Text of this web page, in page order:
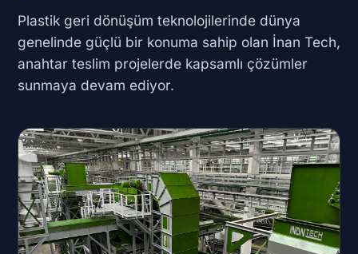
Plastik geri dönüşüm teknolojilerinde dünya
genelinde güçlü bir konuma sahip olan İnan Tech,
anahtar teslim projelerde kapsamlı çözümler
sunmaya devam ediyor.